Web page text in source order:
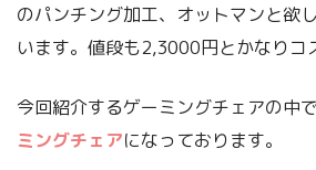
のパンチング加工、オットマンと欲
います。値段も2,3000円とかなりコ
今回紹介するゲーミングチェアの中
ミングチェアになっております。